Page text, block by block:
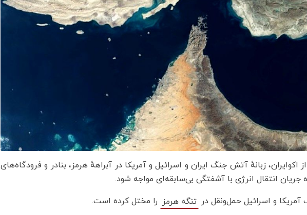
اکوایران، زبانهٔ آتش جنگ ایران و اسرائیل و آمریکا در آبراههٔ هرمز، بنادر و فرودگا‌ه‌های
انتقال انرژی با آشفتگی بی‌سابقه‌ای مواجه شود.
و اسرائیل حمل‌ونقل در تنگه هرمز را مختل کرده است.